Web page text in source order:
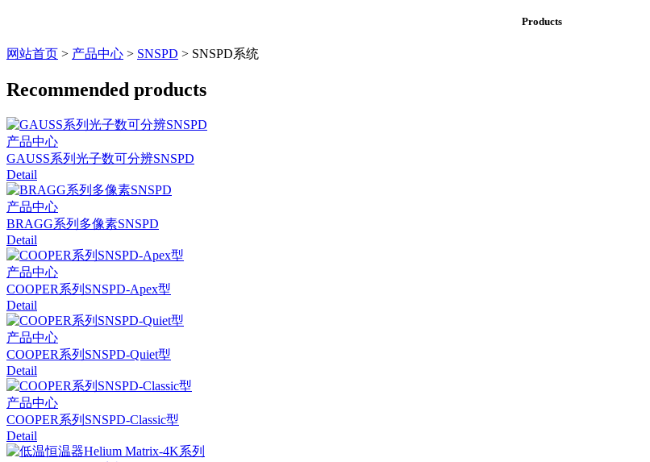
Products
网站首页 > 产品中心 > SNSPD > SNSPD系统
Recommended products
产品中心
GAUSS系列光子数可分辨SNSPD
Detail
产品中心
BRAGG系列多像素SNSPD
Detail
产品中心
COOPER系列SNSPD-Apex型
Detail
产品中心
COOPER系列SNSPD-Quiet型
Detail
产品中心
COOPER系列SNSPD-Classic型
Detail